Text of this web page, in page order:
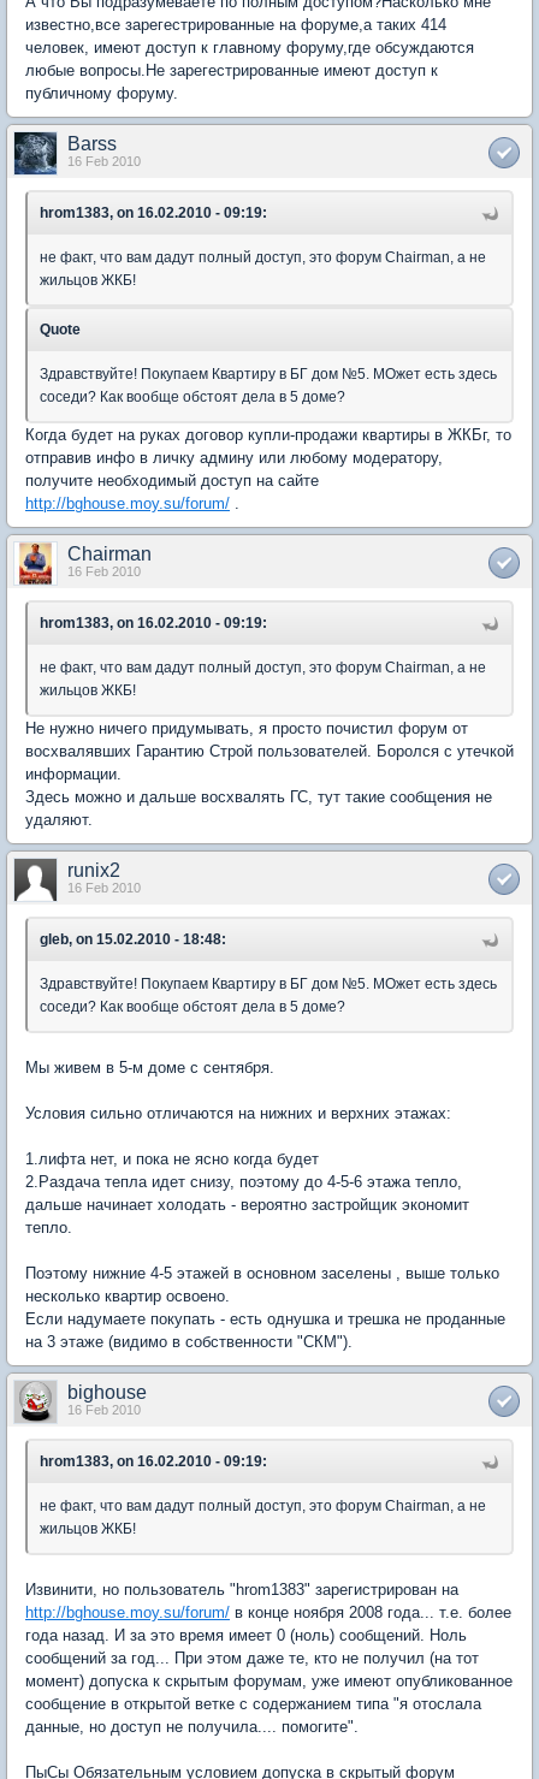
известно,все зарегестрированные на форуме,а таких 414
человек, имеют доступ к главному форуму,где обсуждаются
любые вопросы.Не зарегестрированные имеют доступ к
публичному форуму.
Barss
16 Feb 2010
hrom1383, on 16.02.2010 - 09:19:
не факт, что вам дадут полный доступ, это форум Chairman, а не
жильцов ЖКБ!
Quote
Здравствуйте! Покупаем Квартиру в БГ дом №5. МОжет есть здесь
соседи? Как вообще обстоят дела в 5 доме?
Когда будет на руках договор купли-продажи квартиры в ЖКБг, то
отправив инфо в личку админу или любому модератору,
получите необходимый доступ на сайте
http://bghouse.moy.su/forum/ .
Chairman
16 Feb 2010
hrom1383, on 16.02.2010 - 09:19:
не факт, что вам дадут полный доступ, это форум Chairman, а не
жильцов ЖКБ!
Не нужно ничего придумывать, я просто почистил форум от
восхвалявших Гарантию Строй пользователей. Боролся с утечкой
информации.
Здесь можно и дальше восхвалять ГС, тут такие сообщения не
удаляют.
runix2
16 Feb 2010
gleb, on 15.02.2010 - 18:48:
Здравствуйте! Покупаем Квартиру в БГ дом №5. МОжет есть здесь
соседи? Как вообще обстоят дела в 5 доме?
Мы живем в 5-м доме с сентября.
Условия сильно отличаются на нижних и верхних этажах:
1.лифта нет, и пока не ясно когда будет
2.Раздача тепла идет снизу, поэтому до 4-5-6 этажа тепло,
дальше начинает холодать - вероятно застройщик экономит
тепло.
Поэтому нижние 4-5 этажей в основном заселены , выше только
несколько квартир освоено.
Если надумаете покупать - есть однушка и трешка не проданные
на 3 этаже (видимо в собственности "СКМ").
bighouse
16 Feb 2010
hrom1383, on 16.02.2010 - 09:19:
не факт, что вам дадут полный доступ, это форум Chairman, а не
жильцов ЖКБ!
Извинити, но пользователь "hrom1383" зарегистрирован на
http://bghouse.moy.su/forum/ в конце ноября 2008 года... т.е. более
года назад. И за это время имеет 0 (ноль) сообщений. Ноль
сообщений за год... При этом даже те, кто не получил (на тот
момент) допуска к скрытым форумам, уже имеют опубликованное
сообщение в открытой ветке с содержанием типа "я отослала
данные, но доступ не получила.... помогите".
ПыСы Обязательным условием допуска в скрытый форум